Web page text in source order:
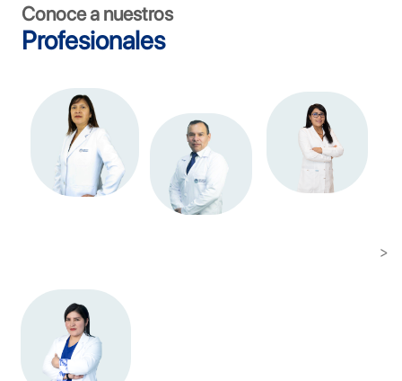
Conoce a nuestros
Profesionales
>